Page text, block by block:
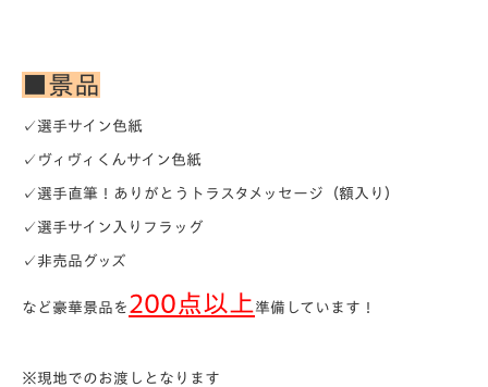
■景品
✓選手サイン色紙
✓ヴィヴィくんサイン色紙
✓選手直筆！ありがとうトラスタメッセージ（額入り）
✓選手サイン入りフラッグ
✓非売品グッズ
など豪華景品を 200点以上 準備しています！
※現地でのお渡しとなります